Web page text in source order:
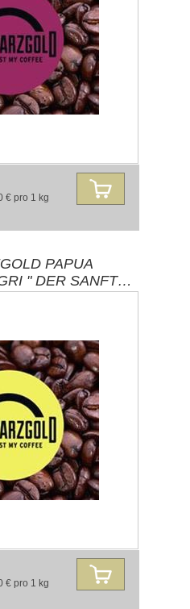
€ pro 1 kg
PAPUA
" DER SANFTE
250G
€ pro 1 kg